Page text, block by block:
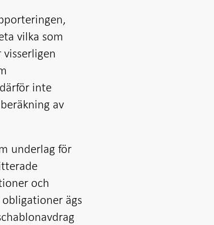
vilka som
inte
av
underlag för
och
ägs